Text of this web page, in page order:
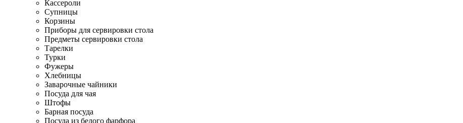
Кассероли
Супницы
Корзины
Приборы для сервировки стола
Предметы сервировки стола
Тарелки
Турки
Фужеры
Хлебницы
Заварочные чайники
Посуда для чая
Штофы
Барная посуда
Посуда из белого фарфора